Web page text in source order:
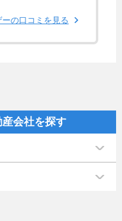
ーの口コミを見る
会社を探す